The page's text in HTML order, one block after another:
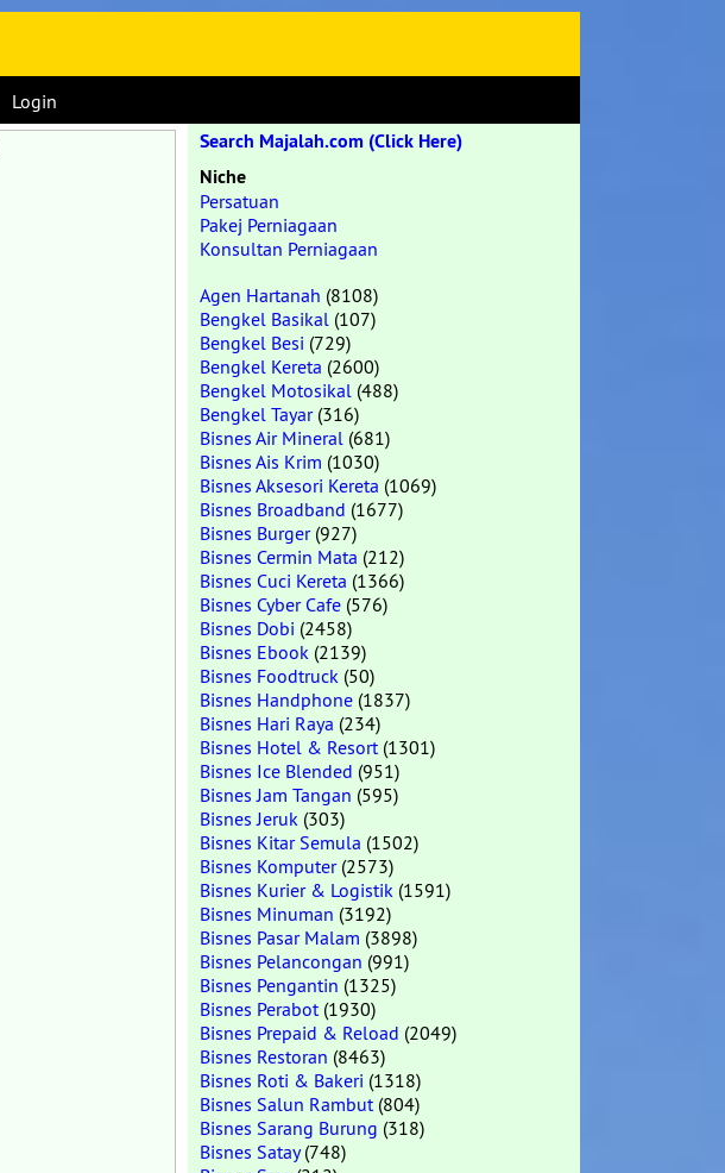
Login
Search Majalah.com (Click Here)
Niche
Persatuan
Pakej Perniagaan
Konsultan Perniagaan
Agen Hartanah (8108)
Bengkel Basikal (107)
Bengkel Besi (729)
Bengkel Kereta (2600)
Bengkel Motosikal (488)
Bengkel Tayar(316)
Bisnes Air Mineral (681)
Bisnes Ais Krim (1030)
Bisnes Aksesori Kereta (1069)
Bisnes Broadband (1677)
Bisnes Burger(927)
Bisnes Cermin Mata (212)
Bisnes Cuci Kereta (1366)
Bisnes Cyber Cafe (576)
Bisnes Dobi (2458)
Bisnes Ebook (2139)
Bisnes Foodtruck (50)
Bisnes Handphone (1837)
Bisnes Hari Raya (234)
Bisnes Hotel & Resort(1301)
Bisnes Ice Blended (951)
Bisnes Jam Tangan (595)
Bisnes Jeruk (303)
Bisnes Kitar Semula (1502)
Bisnes Komputer(2573)
Bisnes Kurier & Logistik (1591)
Bisnes Minuman (3192)
Bisnes Pasar Malam (3898)
Bisnes Pelancongan (991)
Bisnes Pengantin (1325)
Bisnes Perabot(1930)
Bisnes Prepaid & Reload (2049)
Bisnes Restoran (8463)
Bisnes Roti & Bakeri (1318)
Bisnes Salun Rambut(804)
Bisnes Sarang Burung (318)
Bisnes Satay(748)